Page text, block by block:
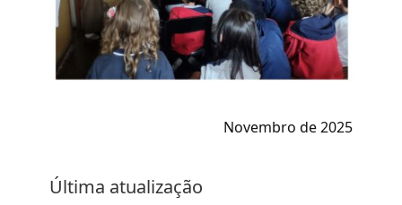
Novembro de 2025
Última atualização